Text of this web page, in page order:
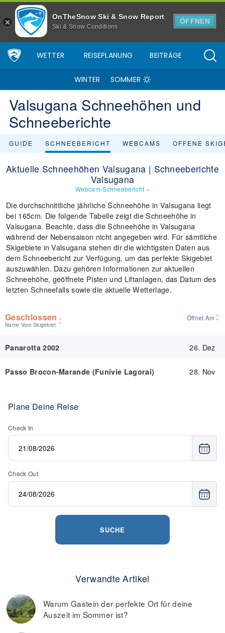
OnTheSnow Ski & Snow Report
Ski & Snow Conditions
ÖFFNEN
WETTER REISEPLANUNG BEITRÄGE
WINTER SOMMER
Valsugana Schneehöhen und
Schneeberichte
GUIDE SCHNEEBERICHT WEBCAMS OFFENE
Aktuelle Schneehöhen Valsugana | Schneeberichte
Valsugana
Webcam-Schneebericht »
Die durchschnittliche jährliche Schneehöhe in Valsugana liegt
bei 165cm. Die folgende Tabelle zeigt die Schneehöhe in
Valsugana. Beachte, dass die Schneehöhe in Valsugana
während der Nebensaison nicht angegeben wird. Für sämtliche
Skigebiete in Valsugana stehen dir die wichtigsten Daten aus
dem Schneebericht zur Verfügung, um das perfekte Skigebiet
auszuwählen. Dazu gehören Informationen zur aktuellen
Schneehöhe, geöffnete Pisten und Liftanlagen, das Datum des
letzten Schneefalls sowie die aktuelle Wetterlage.
Geschlossen
Name Vom Skigebiet
Öffnet Am
Panarotta 2002 26. Dez
Passo Brocon-Marande (Funivie Lagorai) 28. Nov
Plane Deine Reise
Check In
Check Out
SUCHE
Verwandte Artikel
Warum Gastein der perfekte Ort für deine
Auszeit im Sommer ist?